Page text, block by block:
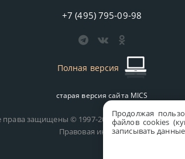
Продолжая
файлов cookies
записывать
+7 (495) 795-09-98
Полная версия
старая версия сайта MICS
права защищены © 1997-2026 MICS Distribution
Правовая информация